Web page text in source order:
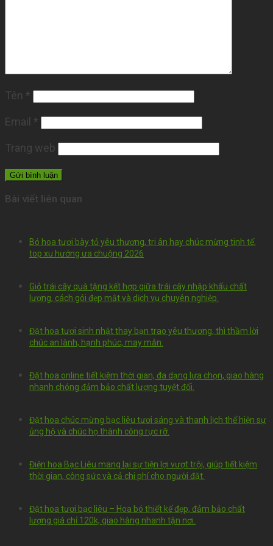
Tên *
Email *
Trang web
Bài viết liên quan
Bó hoa tươi bày tỏ yêu thương, tri ân hay chúc mừng tinh tế,
top xu hướng ưa chuộng 2026
Giỏ trái cây quà tặng kết hợp giữa trái cây nhập khẩu chất
lượng, cách gói đẹp mắt và dịch vụ chuyên nghiệp.
Đặt hoa tươi sinh nhật thay bạn trao yêu thương, thì thầm lời
chúc an lành, hạnh phúc, may mắn.
Đặt hoa online tiết kiệm thời gian, đa dạng lựa chọn, giao hàng
nhanh chóng đảm bảo chất lượng tuyệt đối.
Đặt hoa chúc mừng bạc liêu tươi sáng và thanh lịch thể hiện sự
ủng hộ và chúc họ thành công rực rỡ.
Điện hoa Bạc Liêu mang lại sự tiện lợi vượt trội, giúp tiết kiệm
thời gian, công sức và cả chi phí cho người đặt.
Đặt hoa tươi bạc liêu – Hoa bó thiết kế đẹp, đảm bảo chất
lượng giá chỉ 120k, giao hàng nhanh tận nơi.